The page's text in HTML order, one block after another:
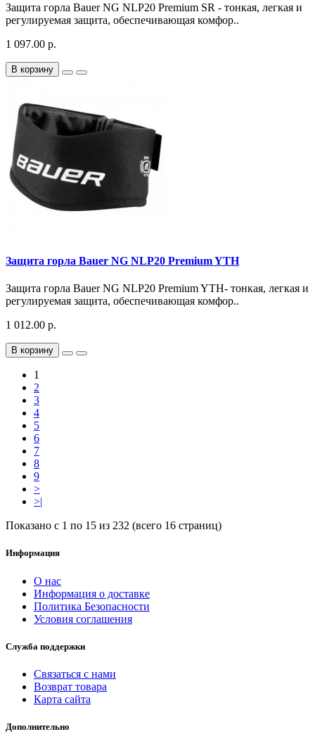
Защита горла Bauer NG NLP20 Premium SR - тонкая, легкая и
регулируемая защита, обеспечивающая комфор..
1 097.00 р.
В корзину
Защита горла Bauer NG NLP20 Premium YTH
Защита горла Bauer NG NLP20 Premium YTH- тонкая, легкая и
регулируемая защита, обеспечивающая комфор..
1 012.00 р.
В корзину
1
2
3
4
5
6
7
8
9
>
>|
Показано с 1 по 15 из 232 (всего 16 страниц)
Информация
О нас
Информация о доставке
Политика Безопасности
Условия соглашения
Служба поддержки
Связаться с нами
Возврат товара
Карта сайта
Дополнительно